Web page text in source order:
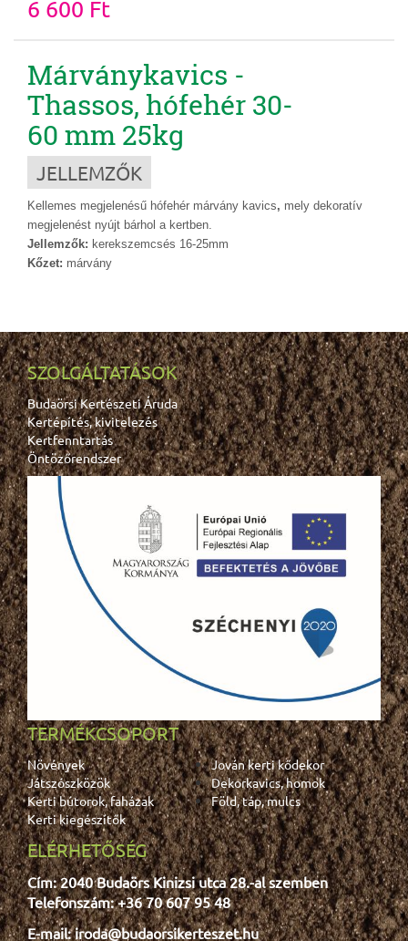
6 600 Ft
Márványkavics -
Thassos, hófehér 30-
60 mm 25kg
JELLEMZŐK
Kellemes megjelenésű hófehér márvány kavics, mely dekoratív
megjelenést nyújt bárhol a kertben.
Jellemzők: kerekszemcsés 16-25mm
Kőzet: márvány
SZOLGÁLTATÁSOK
Budaörsi Kertészeti Áruda
Kertépítés, kivitelezés
Kertfenntartás
Öntözőrendszer
TERMÉKCSOPORT
Növények
Jován kerti kődekor
Játszószközök
Dekorkavics, homok
Kerti bútorok, faházak
Föld, táp, mulcs
Kerti kiegészítők
ELÉRHETŐSÉG
Cím: 2040 Budaörs Kinizsi utca 28.-al szemben
Telefonszám: +36 70 607 95 48
E-mail: iroda@budaorsikerteszet.hu